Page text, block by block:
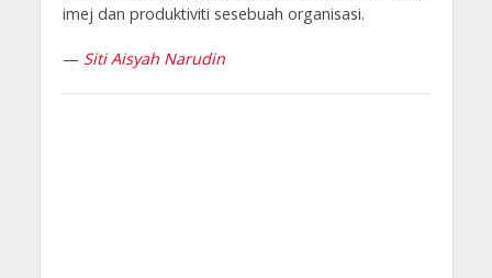
imej dan produktiviti sesebuah organisasi.
— Siti Aisyah Narudin